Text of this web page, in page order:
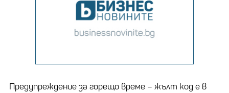
Предупреждение за горещо време – жълт код е в